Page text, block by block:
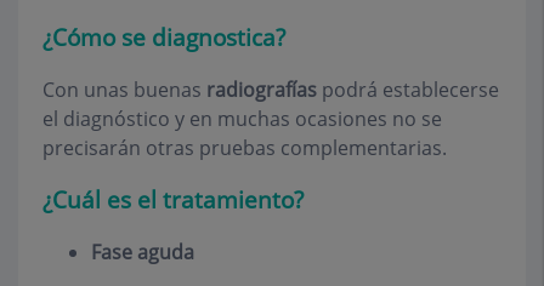
¿Cómo se diagnostica?
Con unas buenas radiografías podrá establecerse
el diagnóstico y en muchas ocasiones no se
precisarán otras pruebas complementarias.
¿Cuál es el tratamiento?
Fase aguda